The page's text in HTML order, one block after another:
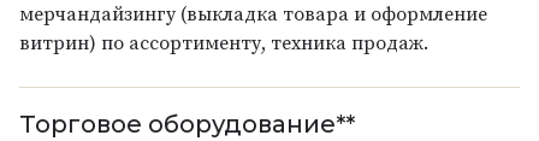
мерчандайзингу (выкладка товара и оформление
витрин) по ассортименту, техника продаж.
Торговое оборудование**